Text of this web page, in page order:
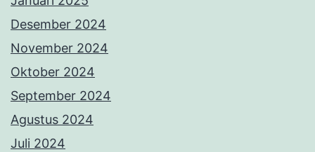
Desember 2024
November 2024
Oktober 2024
September 2024
Agustus 2024
Juli 2024